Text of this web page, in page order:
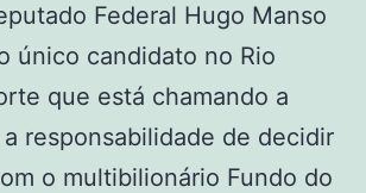
Federal Hugo Manso
único candidato no Rio
que está chamando a
responsabilidade de decidir
o multibilionário Fundo do